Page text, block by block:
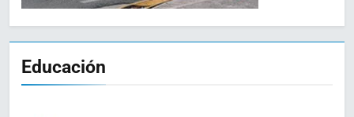
Educación